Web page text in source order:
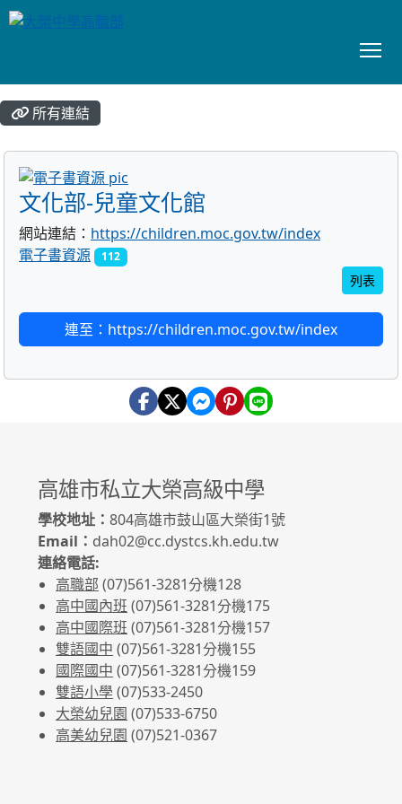
所有連結
文化部-兒童文化館
網站連結： https://children.moc.gov.tw/index
電子書資源
112
列表
連至：https://children.moc.gov.tw/index
高雄市私立大榮高級中學
學校地址： 804高雄市鼓山區大榮街1號
Email： dah02@cc.dystcs.kh.edu.tw
連絡電話:
高職部 (07)561-3281分機128
高中國內班 (07)561-3281分機175
高中國際班 (07)561-3281分機157
雙語國中 (07)561-3281分機155
國際國中 (07)561-3281分機159
雙語小學(07)533-2450
大榮幼兒園 (07)533-6750
高美幼兒園 (07)521-0367